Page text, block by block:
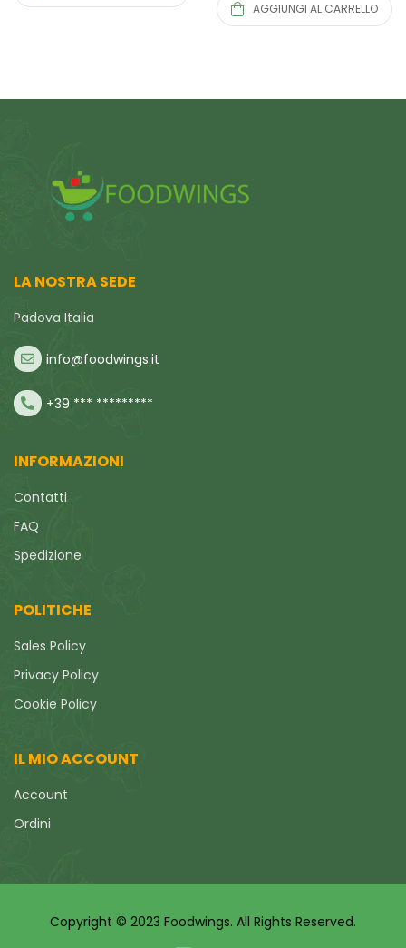
AGGIUNGI AL CARRELLO
LA NOSTRA SEDE
Padova Italia
info@foodwings.it
+39 *** *********
INFORMAZIONI
Contatti
FAQ
Spedizione
POLITICHE
Sales Policy
Privacy Policy
Cookie Policy
IL MIO ACCOUNT
Account
Ordini
Copyright © 2023 Foodwings. All Rights Reserved.